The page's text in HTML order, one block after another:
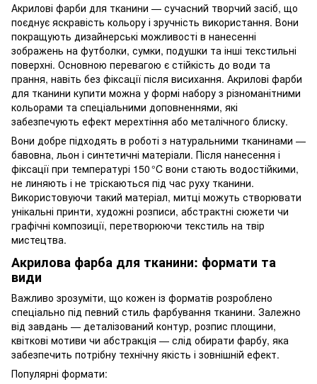
Акрилові фарби для тканини — сучасний творчий засіб, що
поєднує яскравість кольору і зручність використання. Вони
покращують дизайнерські можливості в нанесенні
зображень на футболки, сумки, подушки та інші текстильні
поверхні. Основною перевагою є стійкість до води та
прання, навіть без фіксації після висихання. Акрилові фарби
для тканини купити можна у формі набору з різноманітними
кольорами та спеціальними доповненнями, які
забезпечують ефект мерехтіння або металічного блиску.
Вони добре підходять в роботі з натуральними тканинами —
бавовна, льон і синтетичні матеріали. Після нанесення і
фіксації при температурі 150 °C вони стають водостійкими,
не линяють і не тріскаються під час руху тканини.
Використовуючи такий матеріал, митці можуть створювати
унікальні принти, художні розписи, абстрактні сюжети чи
графічні композиції, перетворюючи текстиль на твір
мистецтва.
Акрилова фарба для тканини: формати та
види
Важливо зрозуміти, що кожен із форматів розроблено
спеціально під певний стиль фарбування тканини. Залежно
від завдань — деталізований контур, розпис площини,
квіткові мотиви чи абстракція — слід обирати фарбу, яка
забезпечить потрібну технічну якість і зовнішній ефект.
Популярні формати: